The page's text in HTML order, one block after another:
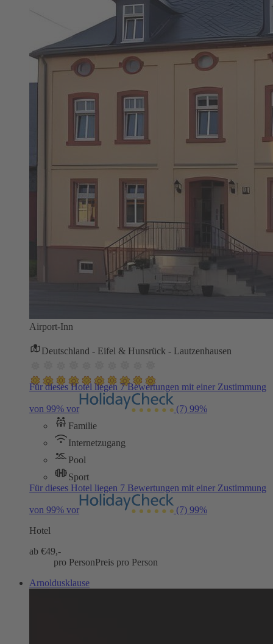
Airport-Inn
Deutschland - Eifel & Hunsrück - Lautzenhausen
Für dieses Hotel liegen 7 Bewertungen mit einer Zustimmung
von 99% vor (7) 99%
Familie
Internetzugang
Pool
Sport
Für dieses Hotel liegen 7 Bewertungen mit einer Zustimmung
von 99% vor (7) 99%
Hotel
ab €49,-
pro PersonPreis pro Person
Arnoldusklause